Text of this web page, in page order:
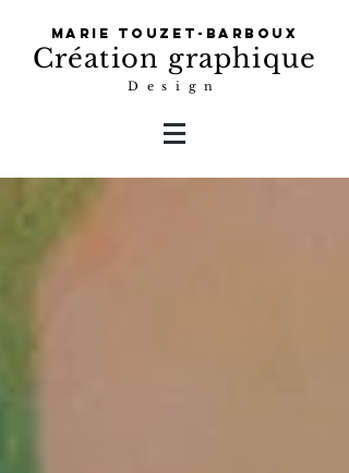
Marie Touzet-Barboux
Création graphique
Design